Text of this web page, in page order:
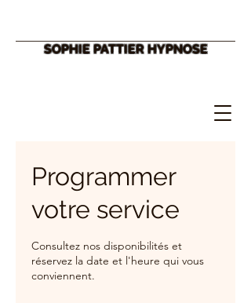
SOPHIE PATTIER HYPNOSE
Programmer
votre service
Consultez nos disponibilités et
réservez la date et l'heure qui vous
conviennent.